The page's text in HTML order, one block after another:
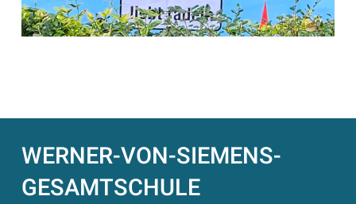
WERNER-VON-SIEMENS-
GESAMTSCHULE